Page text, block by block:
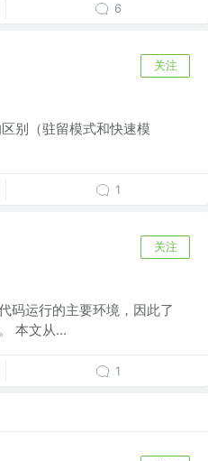
6
关注
别（驻留模式和快速模
1
关注
码运行的主要环境，因此了
本文从...
1